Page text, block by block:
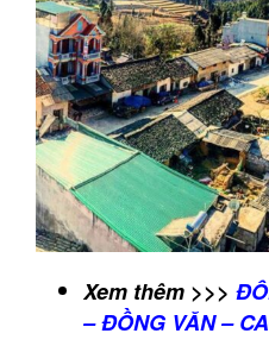
Xem thêm >>>
– ĐỒNG VĂN –